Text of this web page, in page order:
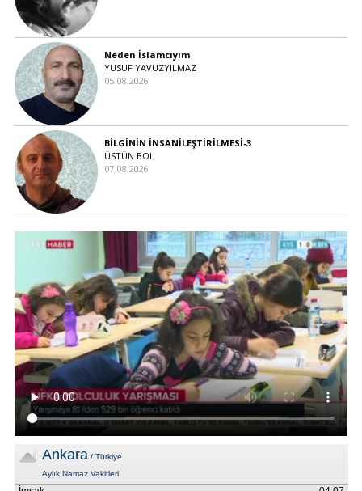
Neden İslamcıyım
YUSUF YAVUZYILMAZ
05.08.2026
BİLGİNİN İNSANİLEŞTİRİLMESİ-3
ÜSTÜN BOL
07.08.2026